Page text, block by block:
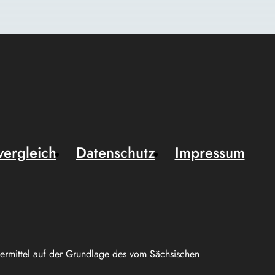
auf der Grundlage des vom Sächsischen
Datenschutz Impressum